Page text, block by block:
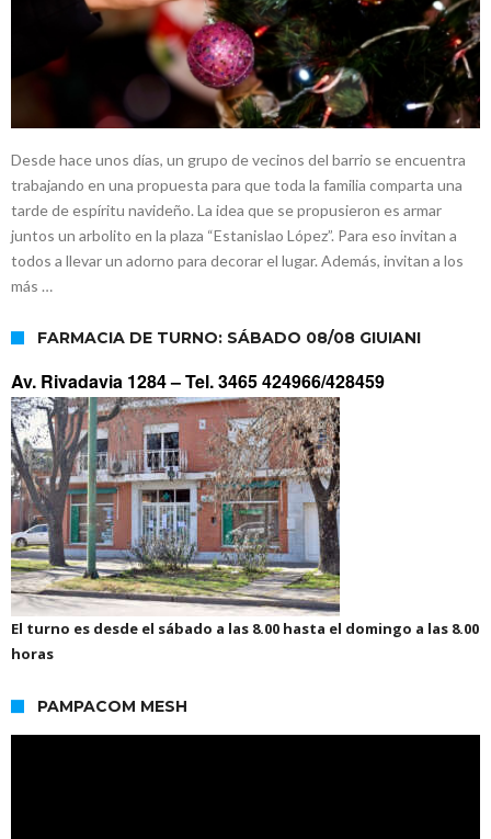
Desde hace unos días, un grupo de vecinos del barrio se encuentra
trabajando en una propuesta para que toda la familia comparta una
tarde de espíritu navideño. La idea que se propusieron es armar
juntos un arbolito en la plaza “Estanislao López”. Para eso invitan a
todos a llevar un adorno para decorar el lugar. Además, invitan a los
más …
FARMACIA DE TURNO: SÁBADO 08/08 GIUIANI
Av. Rivadavia 1284 –Tel. 3465 424966/428459
El turno es desde el sábado a las 8.00 hasta el domingo a las 8.00
horas
PAMPACOM MESH